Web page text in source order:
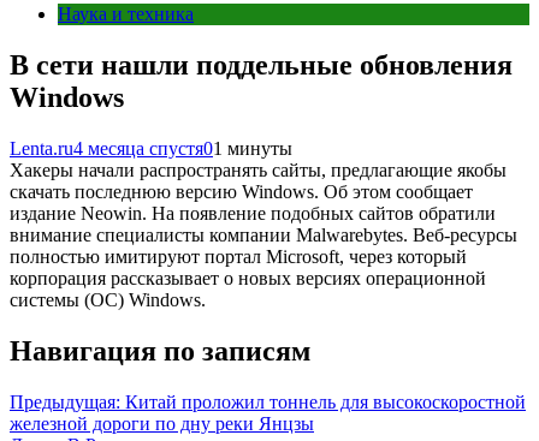
Наука и техника
В сети нашли поддельные обновления
Windows
Lenta.ru4 месяца спустя01 минуты
Хакеры начали распространять сайты, предлагающие якобы
скачать последнюю версию Windows. Об этом сообщает
издание Neowin. На появление подобных сайтов обратили
внимание специалисты компании Malwarebytes. Веб-ресурсы
полностью имитируют портал Microsoft, через который
корпорация рассказывает о новых версиях операционной
системы (ОС) Windows.
Навигация по записям
Предыдущая: Китай проложил тоннель для высокоскоростной
железной дороги по дну реки Янцзы